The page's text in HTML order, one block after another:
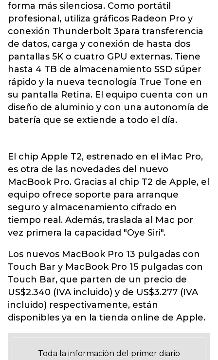
forma más silenciosa. Como portátil
profesional, utiliza gráficos Radeon Pro y
conexión Thunderbolt 3para transferencia
de datos, carga y conexión de hasta dos
pantallas 5K o cuatro GPU externas. Tiene
hasta 4 TB de almacenamiento SSD súper
rápido y la nueva tecnología True Tone en
su pantalla Retina. El equipo cuenta con un
diseño de aluminio y con una autonomía de
batería que se extiende a todo el día.
El chip Apple T2, estrenado en el iMac Pro,
es otra de las novedades del nuevo
MacBook Pro. Gracias al chip T2 de Apple, el
equipo ofrece soporte para arranque
seguro y almacenamiento cifrado en
tiempo real. Además, traslada al Mac por
vez primera la capacidad "Oye Siri".
Los nuevos MacBook Pro 13 pulgadas con
Touch Bar y MacBook Pro 15 pulgadas con
Touch Bar, que parten de un precio de
US$2.340 (IVA incluido) y de US$3.277 (IVA
incluido) respectivamente, están
disponibles ya en la tienda online de Apple.
Toda la información del primer diario